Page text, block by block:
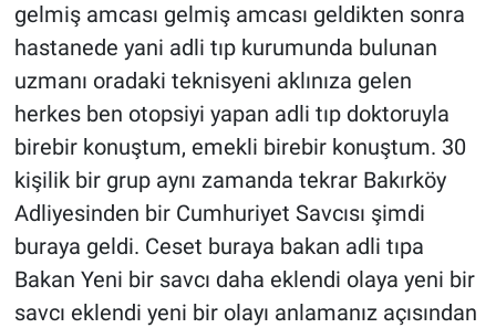
gelmiş amcası gelmiş amcası geldikten sonra
hastanede yani adli tıp kurumunda bulunan
uzmanı oradaki teknisyeni aklınıza gelen
herkes ben otopsiyi yapan adli tıp doktoruyla
birebir konuştum, emekli birebir konuştum. 30
kişilik bir grup aynı zamanda tekrar Bakırköy
Adliyesinden bir Cumhuriyet Savcısı şimdi
buraya geldi. Ceset buraya bakan adli tıpa
Bakan Yeni bir savcı daha eklendi olaya yeni bir
savcı eklendi yeni bir olayı anlamanız açısından